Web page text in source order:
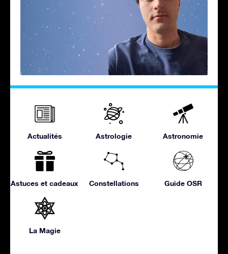
Actualités Astrologie Astronomie
Astuces et cadeaux Constellations Guide OSR
La Magie